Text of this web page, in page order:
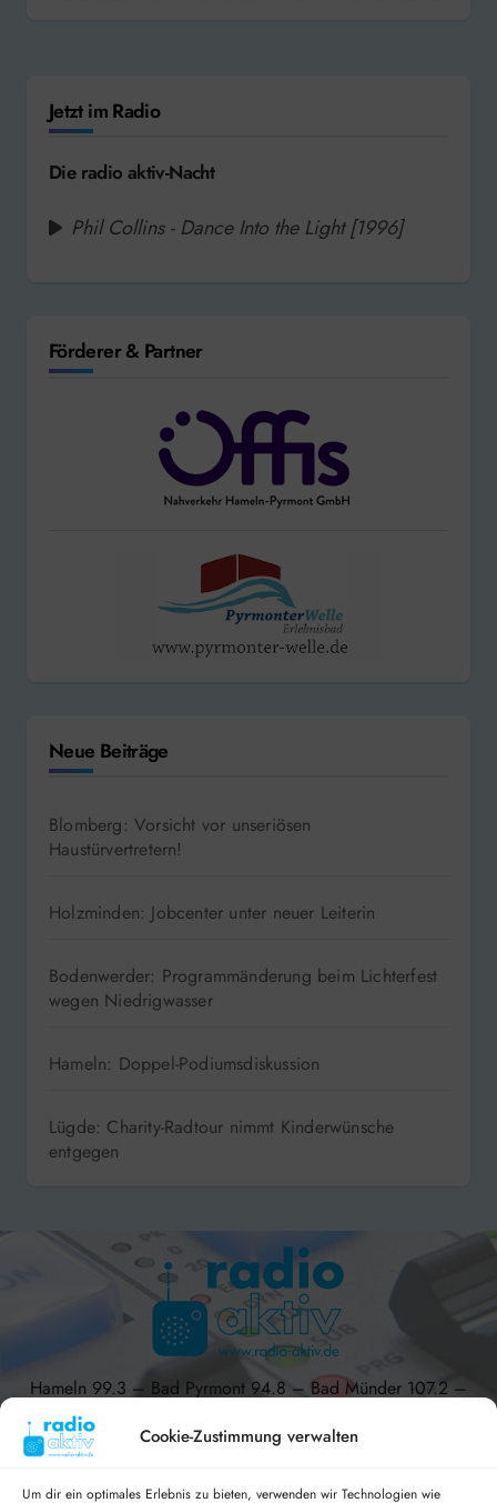
Cookie-Zustimmung verwalten
Um dir ein optimales Erlebnis zu bieten, verwenden wir Technologien wie
Jetzt im Radio
Die radio aktiv-Nacht
Phil Collins - Dance Into the Light [1996]
Förderer & Partner
Neue Beiträge
Blomberg: Vorsicht vor unseriösen
Haustürvertretern!
Holzminden: Jobcenter unter neuer Leiterin
Bodenwerder: Programmänderung beim Lichterfest
wegen Niedrigwasser
Hameln: Doppel-Podiumsdiskussion
Lügde: Charity-Radtour nimmt Kinderwünsche
entgegen
Hameln 99.3 – Bad Pyrmont 94.8 – Bad Münder 107.2 –
DAB+ 9C